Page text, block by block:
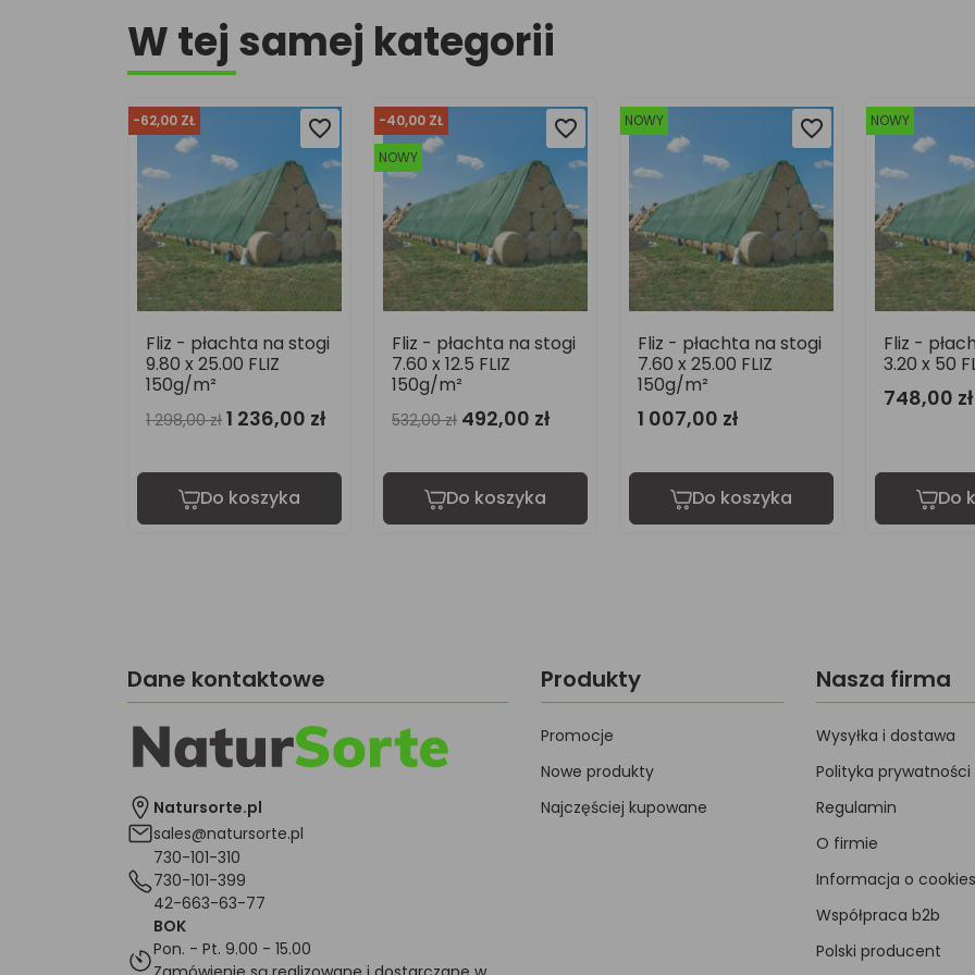
W tej samej kategorii
-40,00 ZŁ
favorite_border
favorite_border
Fliz - płachta na stogi
7.60 x 12.5 FLIZ
150g/m²
532,00 zł 492,00 zł
Do koszyka
NOWY favorite_border
favorite_border
Fliz - płachta na stogi
7.60 x 25.00 FLIZ
150g/m²
1 007,00 zł
Do koszyka
NOWY favorite_border
favorite_border
Fliz - płachta na stogi
3.20 x 50 FLIZ 150g/m²
748,00 zł
Do koszyka
-54,00 ZŁ
Fliz -
10.40 x
150g/m²
Do
Dane kontaktowe
Natursorte.pl
sales@natursorte.pl
730-101-310
730-101-399
42-663-63-77
BOK
Pon. - Pt. 9.00 - 15.00
Produkty
Promocje
Nowe produkty
Najczęściej kupowane
Nasza firma
Wysyłka i dostawa
Polityka prywatności
Regulamin
O firmie
Informacja o cookies
Współpraca b2b
Polski producent